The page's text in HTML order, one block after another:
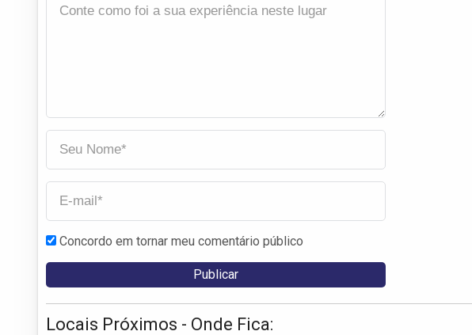
Concordo em tornar meu comentário público
Locais Próximos - Onde Fica: